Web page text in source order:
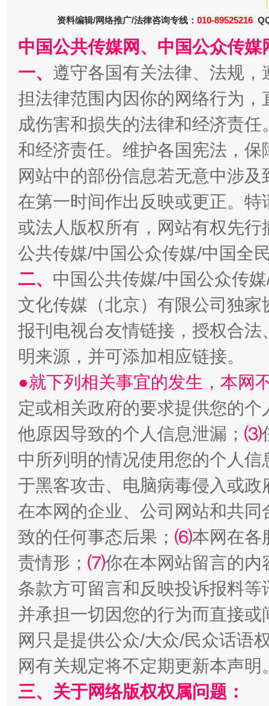
习近平的博鳌关键词
魏明亮
“刷贴”乱象丛生
揭批美国五大"原罪" "炒
解纷+调解+退费，一次搞定
资料编辑/网络推广/法律咨询专线： 010-89525216
中国公共传媒网、中国公众传
一、 遵守各国有关法律、法规
担法律范围内因你的网络行为
成伤害和损失的法律和经济责
和经济责任。维护各国宪法，
网站中的部份信息若无意中涉
在第一时间作出反映或更正。
或法人版权所有，网站有权先
公共传媒/中国公众传媒/中国全
二、 中国公共传媒/中国公众传
文化传媒（北京）有限公司独
报刊电视台友情链接，授权合
明来源，并可添加相应链接。
●就下列相关事宜的发生，本网
定或相关政府的要求提供您的个
他原因导致的个人信息泄漏； ⑶
中所列明的情况使用您的个人
于黑客攻击、电脑病毒侵入或
在本网的企业、公司网站和共
致的任何事态后果； ⑹本网在各
责情形； ⑺你在本网站留言的内
条款方可留言和反映投诉报料
并承担一切因您的行为而直接
网只是提供公众/大众/民众话语
网有关规定将不定期更新本声明
三、关于网络版权权属问题：